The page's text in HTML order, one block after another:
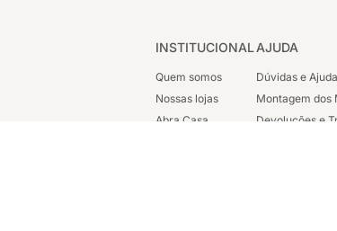
INSTITUCIONAL
Quem somos
Nossas lojas
Abra Casa
AJUDA
Dúvidas e
Montagem dos
Devoluções e